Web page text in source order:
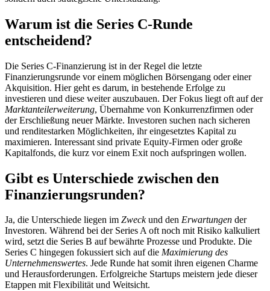
Warum ist die Series C-Runde
entscheidend?
Die Series C-Finanzierung ist in der Regel die letzte
Finanzierungsrunde vor einem möglichen Börsengang oder einer
Akquisition. Hier geht es darum, in bestehende Erfolge zu
investieren und diese weiter auszubauen. Der Fokus liegt oft auf der
Marktanteilerweiterung, Übernahme von Konkurrenzfirmen oder
der Erschließung neuer Märkte. Investoren suchen nach sicheren
und renditestarken Möglichkeiten, ihr eingesetztes Kapital zu
maximieren. Interessant sind private Equity-Firmen oder große
Kapitalfonds, die kurz vor einem Exit noch aufspringen wollen.
Gibt es Unterschiede zwischen den
Finanzierungsrunden?
Ja, die Unterschiede liegen im Zweckund den Erwartungen der
Investoren. Während bei der Series A oft noch mit Risiko kalkuliert
wird, setzt die Series B auf bewährte Prozesse und Produkte. Die
Series C hingegen fokussiert sich auf die Maximierung des
Unternehmenswertes. Jede Runde hat somit ihren eigenen Charme
und Herausforderungen. Erfolgreiche Startups meistern jede dieser
Etappen mit Flexibilität und Weitsicht.